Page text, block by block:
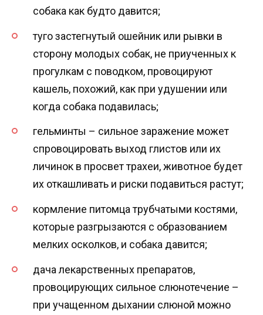
собака как будто давится;
туго застегнутый ошейник или рывки в
сторону молодых собак, не приученных к
прогулкам с поводком, провоцируют
кашель, похожий, как при удушении или
когда собака подавилась;
гельминты – сильное заражение может
спровоцировать выход глистов или их
личинок в просвет трахеи, животное будет
их откашливать и риски подавиться растут;
кормление питомца трубчатыми костями,
которые разгрызаются с образованием
мелких осколков, и собака давится;
дача лекарственных препаратов,
провоцирующих сильное слюнотечение –
при учащенном дыхании слюной можно